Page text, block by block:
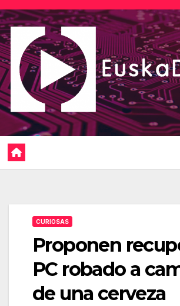
Saltar
al
contenido
CURIOSAS
Proponen
PC robado a
de una cerveza